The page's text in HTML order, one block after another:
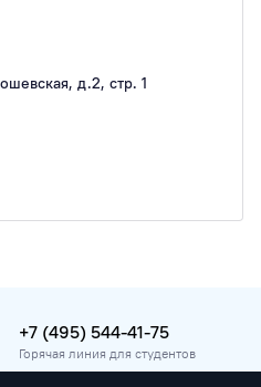
д.2, стр. 1
+7 (495) 544-41-75
Горячая линия для студентов